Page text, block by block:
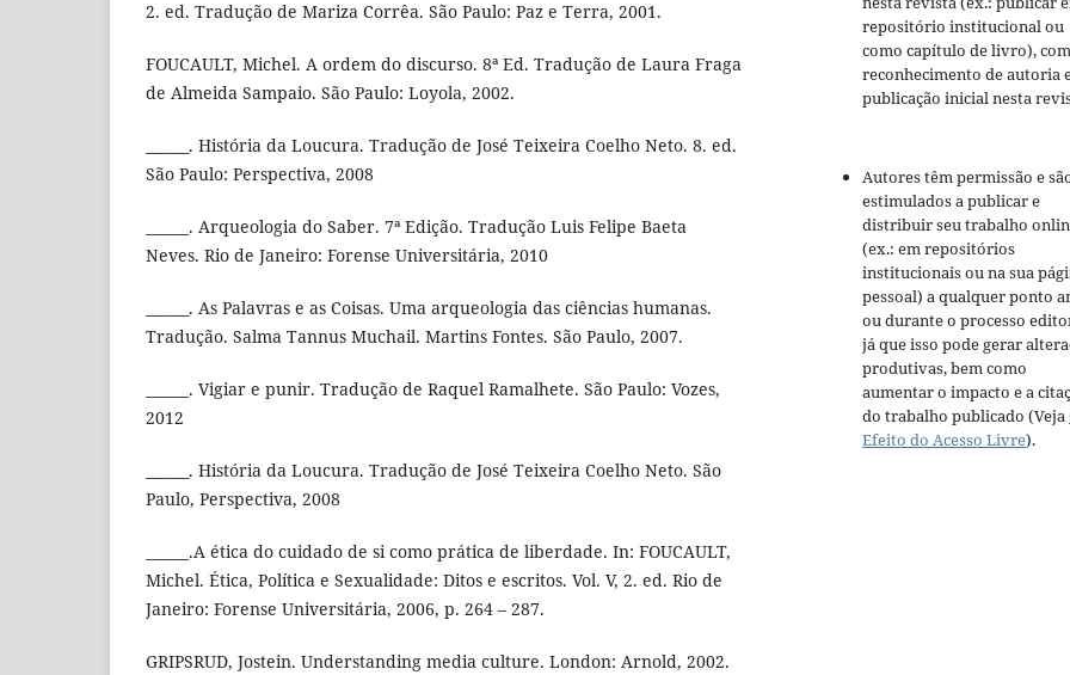
2. ed. Tradução de Mariza Corrêa. São Paulo: Paz e Terra, 2001.
FOUCAULT, Michel. A ordem do discurso. 8ª Ed. Tradução de Laura Fraga
de Almeida Sampaio. São Paulo: Loyola, 2002.
______. História da Loucura. Tradução de José Teixeira Coelho Neto. 8. ed.
São Paulo: Perspectiva, 2008
______. Arqueologia do Saber. 7ª Edição. Tradução Luis Felipe Baeta
Neves. Rio de Janeiro: Forense Universitária, 2010
______. As Palavras e as Coisas. Uma arqueologia das ciências humanas.
Tradução. Salma Tannus Muchail. Martins Fontes. São Paulo, 2007.
______. Vigiar e punir. Tradução de Raquel Ramalhete. São Paulo: Vozes,
2012
______. História da Loucura. Tradução de José Teixeira Coelho Neto. São
Paulo, Perspectiva, 2008
______.A ética do cuidado de si como prática de liberdade. In: FOUCAULT,
Michel. Ética, Política e Sexualidade: Ditos e escritos. Vol. V, 2. ed. Rio de
Janeiro: Forense Universitária, 2006, p. 264 – 287.
GRIPSRUD, Jostein. Understanding media culture. London: Arnold, 2002.
repositório institucional ou
como capítulo de livro), com
reconhecimento de autoria
publicação inicial nesta
Autores têm permissão e
estimulados a publicar e
distribuir seu trabalho
(ex.: em repositórios
institucionais ou na sua
pessoal) a qualquer ponto
ou durante o processo
já que isso pode gerar
produtivas, bem como
aumentar o impacto e a
do trabalho publicado (Veja
Efeito do Acesso Livre).